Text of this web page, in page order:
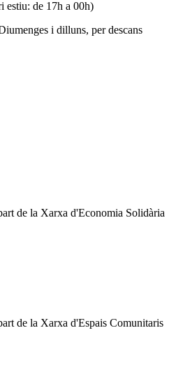
estiu: de 17h a 00h)
i dilluns, per descans
de la Xarxa d'Economia Solidària
de la Xarxa d'Espais Comunitaris